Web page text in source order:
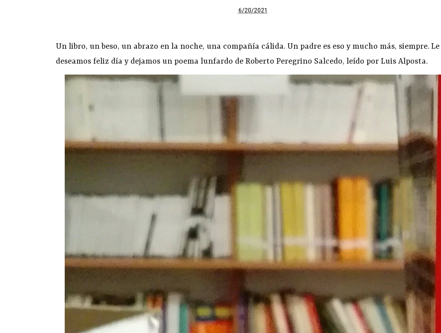
6/20/2021
Un libro, un beso, un abrazo en la noche, una compañía cálida. Un padre es eso y mucho más, siempre. Le
deseamos feliz día y dejamos un poema lunfardo de Roberto Peregrino Salcedo, leído por Luis Alposta.